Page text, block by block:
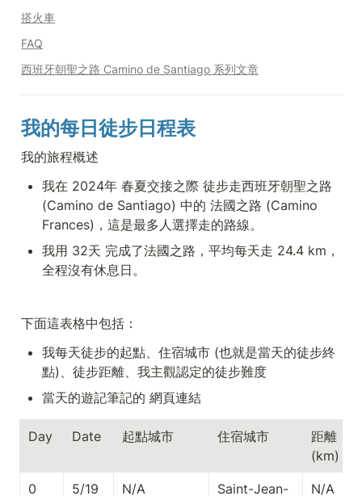
搭火車
FAQ
西班牙朝聖之路 Camino de Santiago 系列文章
我的每日徒步日程表
我的旅程概述
我在 2024年 春夏交接之際 徒步走西班牙朝聖之路
(Camino de Santiago) 中的 法國之路 (Camino
Frances)，這是最多人選擇走的路線。
我用 32天 完成了法國之路，平均每天走 24.4 km，
全程沒有休息日。
下面這表格中包括：
我每天徒步的起點、住宿城市 (也就是當天的徒步終
點)、徒步距離、我主觀認定的徒步難度
當天的遊記筆記的 網頁連結
Day Date 起點城市 住宿城市
距離
(km)
0 5/19 N/A
Saint-Jean-
N/A